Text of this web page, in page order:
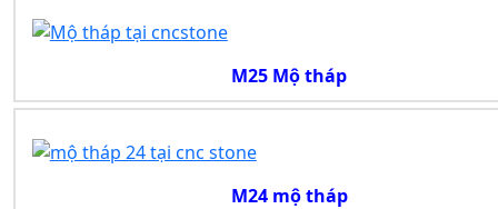
M25 Mộ tháp
M24 mộ tháp